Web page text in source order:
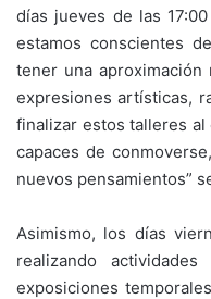
días jueves de las
estamos conscientes
tener una aproximación
expresiones artísticas,
finalizar estos talleres
capaces de
nuevos pensamientos”
Asimismo, los días
realizando
exposiciones